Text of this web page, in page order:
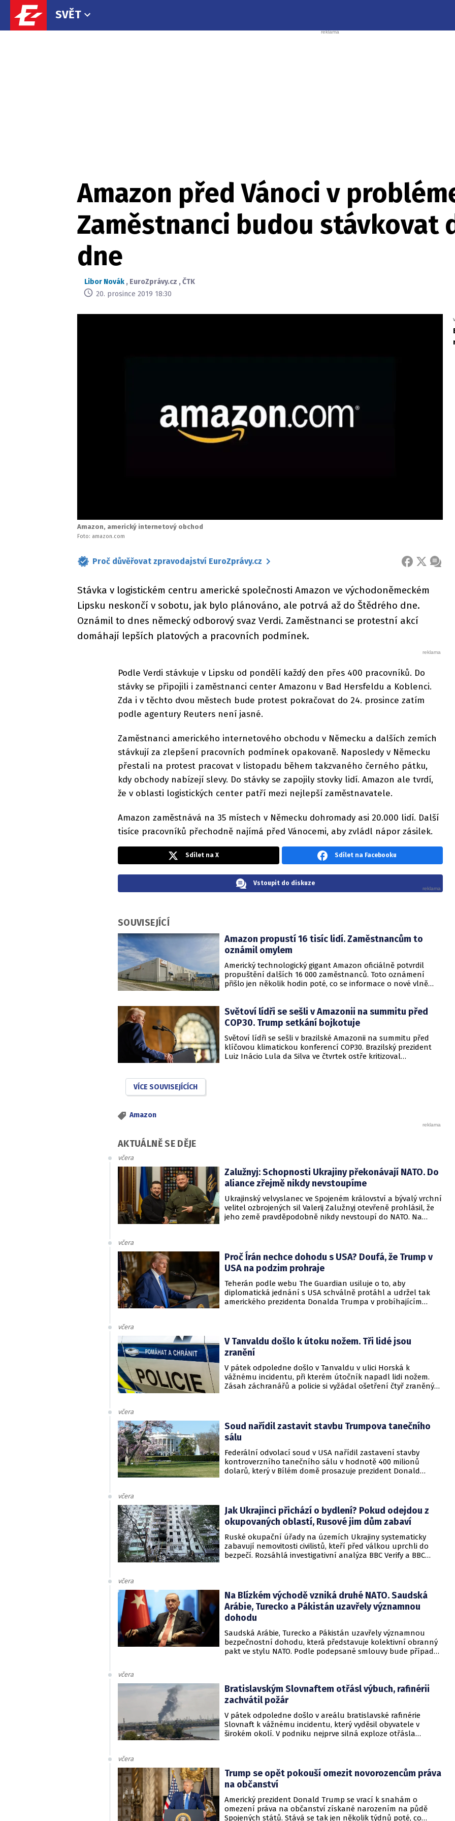
SVĚT
Amazon před Vánoci v
Zaměstnanci budou stávkovat
dne
Libor Novák , EuroZprávy.cz ,ČTK
20. prosince 2019 18:30
Amazon, americký internetový obchod
Foto: amazon.com
Proč důvěřovat zpravodajství EuroZprávy.cz FACEBOOK
X
Stávka v logistickém centru americké společnosti Amazon ve východoněmeckém
Lipsku neskončí v sobotu, jak bylo plánováno, ale potrvá až do Štědrého dne.
Oznámil to dnes německý odborový svaz Verdi. Zaměstnanci se protestní akcí
domáhají lepších platových a pracovních podmínek.
Podle Verdi stávkuje v Lipsku od pondělí každý den přes 400 pracovníků. Do
stávky se připojili i zaměstnanci center Amazonu v Bad Hersfeldu a Koblenci.
Zda i v těchto dvou městech bude protest pokračovat do 24. prosince zatím
podle agentury Reuters není jasné.
Zaměstnanci amerického internetového obchodu v Německu a dalších zemích
stávkují za zlepšení pracovních podmínek opakovaně. Naposledy v Německu
přestali na protest pracovat v listopadu během takzvaného černého pátku,
kdy obchody nabízejí slevy. Do stávky se zapojily stovky lidí. Amazon ale tvrdí,
že v oblasti logistických center patří mezi nejlepší zaměstnavatele.
Amazon zaměstnává na 35 místech v Německu dohromady asi 20.000 lidí. Další
tisíce pracovníků přechodně najímá před Vánocemi, aby zvládl nápor zásilek.
Sdílet na X Sdílet na Facebooku
Vstoupit do diskuze
SOUVISEJÍCÍ
Amazon propustí 16 tisíc lidí. Zaměstnancům to
oznámil omylem
Americký technologický gigant Amazon oficiálně potvrdil
propuštění dalších 16 000 zaměstnanců. Toto oznámení
přišlo jen několik hodin poté, co se informace o nové vlně
omylem. Zpráva, kterou měla možnost vidět stanice BBC, byla
odeslána v úterý pozdě večer a zmiňovala výpovědi pro
pracovníky v USA, Kanadě a Kostarice v rámci snahy o
posílení společnosti.
Světoví lídři se sešli v Amazonii na summitu před
COP30. Trump setkání bojkotuje
Světoví lídři se sešli v brazilské Amazonii na summitu před
klíčovou klimatickou konferencí COP30. Brazilský prezident
Luiz Inácio Lula da Silva ve čtvrtek ostře kritizoval
VÍCE SOUVISEJÍCÍCH
Amazon
AKTUÁLNĚ SE DĚJE
včera
Zalužnyj: Schopnosti Ukrajiny překonávají NATO. Do
aliance zřejmě nikdy nevstoupíme
Ukrajinský velvyslanec ve Spojeném království a bývalý vrchní
velitel ozbrojených sil Valerij Zalužnyj otevřeně prohlásil, že
jeho země pravděpodobně nikdy nevstoupí do NATO. Na
nedosažitelné.
včera
Proč Írán nechce dohodu s USA? Doufá, že Trump v
USA na podzim prohraje
Teherán podle webu The Guardian usiluje o to, aby
diplomatická jednání s USA schválně protáhl a udržel tak
amerického prezidenta Donalda Trumpa v probíhajícím
rukojmími za prezidenta Jimmyho Cartera.
včera
V Tanvaldu došlo k útoku nožem. Tři lidé jsou
zranění
V pátek odpoledne došlo v Tanvaldu v ulici Horská k
vážnému incidentu, při kterém útočník napadl lidi nožem.
Zásah záchranářů a policie si vyžádal ošetření čtyř zraněných
včera
Soud nařídil zastavit stavbu Trumpova tanečního
sálu
Federální odvolací soud v USA nařídil zastavení stavby
kontroverzního tanečního sálu v hodnotě 400 milionů
dolarů, který v Bílém domě prosazuje prezident Donald
včera
Jak Ukrajinci přichází o bydlení? Pokud odejdou z
okupovaných oblastí, Rusové jim dům zabaví
Ruské okupační úřady na územích Ukrajiny systematicky
zabavují nemovitosti civilistů, kteří před válkou uprchli do
bezpečí. Rozsáhlá investigativní analýza BBC Verify a BBC
včera
Na Blízkém východě vzniká druhé NATO. Saudská
Arábie, Turecko a Pákistán uzavřely významnou
dohodu
Saudská Arábie, Turecko a Pákistán uzavřely významnou
bezpečnostní dohodu, která představuje kolektivní obranný
pakt ve stylu NATO. Podle podepsané smlouvy bude případný
včera
Bratislavským Slovnaftem otřásl výbuch, rafinérii
zachvátil požár
V pátek odpoledne došlo v areálu bratislavské rafinérie
Slovnaft k vážnému incidentu, který vyděsil obyvatele v
širokém okolí. V podniku nejprve silná exploze otřásla
včera
Trump se opět pokouší omezit novorozencům práva
na občanství
Americký prezident Donald Trump se vrací k snahám o
omezení práva na občanství získané narozením na půdě
Spojených států. Stává se tak jen několik týdnů poté, co